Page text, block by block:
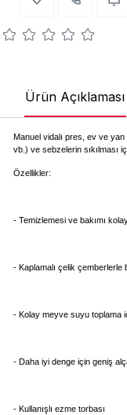
Ürün Açıklaması
Manuel vidalı pres, ev ve
vb.) ve sebzelerin sıkılması
Özellikler:
- Temizlemesi ve bakımı
- Kaplamalı çelik
- Kolay meyve suyu toplama
- Daha iyi denge için geniş
- Kullanışlı ezme torbası